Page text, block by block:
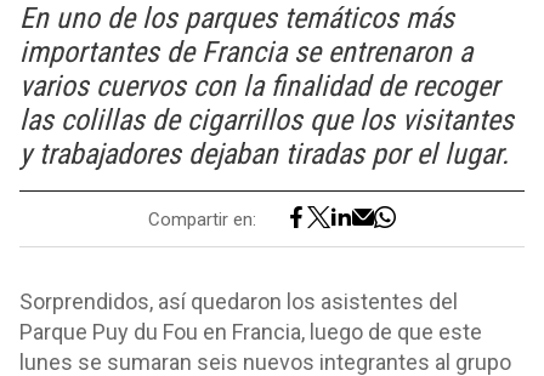
En uno de los parques temáticos más
importantes de Francia se entrenaron a
varios cuervos con la finalidad de recoger
las colillas de cigarrillos que los visitantes
y trabajadores dejaban tiradas por el lugar.
Compartir en:
Sorprendidos, así quedaron los asistentes del
Parque Puy du Fou en Francia, luego de que este
lunes se sumaran seis nuevos integrantes al grupo